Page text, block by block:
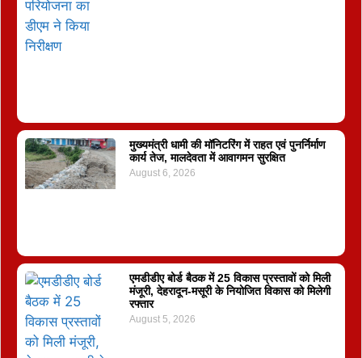
मुख्यमंत्री धामी की मॉनिटरिंग में राहत एवं पुनर्निर्माण
कार्य तेज, मालदेवता में आवागमन सुरक्षित
August 6, 2026
एमडीडीए बोर्ड बैठक में 25 विकास प्रस्तावों को मिली
मंजूरी, देहरादून-मसूरी के नियोजित विकास को मिलेगी
रफ्तार
August 5, 2026